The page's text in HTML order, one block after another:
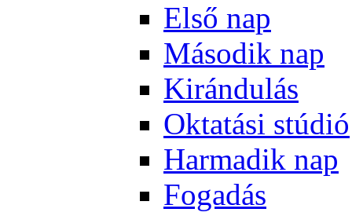
El­ső nap
Má­so­dik nap
Ki­rán­du­lás
Ok­ta­tá­si stú­dió
Har­ma­dik nap
Fo­ga­dás